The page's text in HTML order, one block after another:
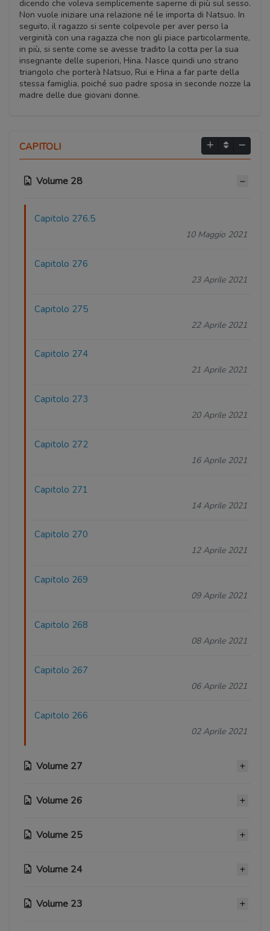
dicendo che voleva semplicemente saperne di più sul sesso.
Non vuole iniziare una relazione né le importa di Natsuo. In
seguito, il ragazzo si sente colpevole per aver perso la
verginità con una ragazza che non gli piace particolarmente,
in più, si sente come se avesse tradito la cotta per la sua
insegnante delle superiori, Hina. Nasce quindi uno strano
triangolo che porterà Natsuo, Rui e Hina a far parte della
stessa famiglia, poiché suo padre sposa in seconde nozze la
madre delle due giovani donne.
CAPITOLI
Volume 28
Capitolo 276.5
10 Maggio 2021
Capitolo 276
23 Aprile 2021
Capitolo 275
22 Aprile 2021
Capitolo 274
21 Aprile 2021
Capitolo 273
20 Aprile 2021
Capitolo 272
16 Aprile 2021
Capitolo 271
14 Aprile 2021
Capitolo 270
12 Aprile 2021
Capitolo 269
09 Aprile 2021
Capitolo 268
08 Aprile 2021
Capitolo 267
06 Aprile 2021
Capitolo 266
02 Aprile 2021
Volume 27
Capitolo 265
30 Marzo 2021
27 Marzo 2021
Volume 26
Capitolo 256
12 Marzo 2021
Volume 25
Capitolo 245
Volume 24
Capitolo 235
Volume 23